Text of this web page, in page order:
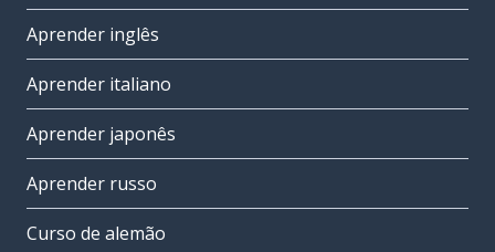
Aprender inglês
Aprender italiano
Aprender japonês
Aprender russo
Curso de alemão